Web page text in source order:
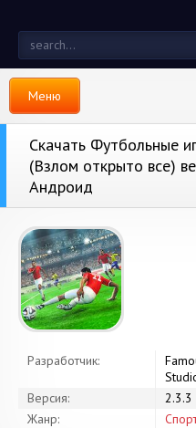
Меню
Скачать Футбольные
(Взлом открыто все)
Андроид
Разработчик:
Версия:
2.3.3
Жанр: